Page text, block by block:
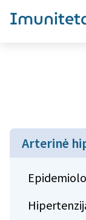
Arterinė